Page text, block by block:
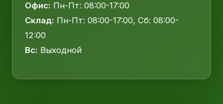
Офис: Пн-Пт: 08:00-17:00
Склад: Пн-Пт: 08:00-17:00, Сб: 08:00-
12:00
Вс: Выходной